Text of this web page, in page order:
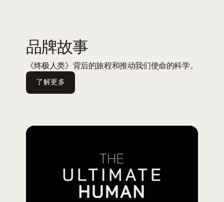
品牌故事
《终极人类》背后的旅程和推动我们使命的科学。
了解更多